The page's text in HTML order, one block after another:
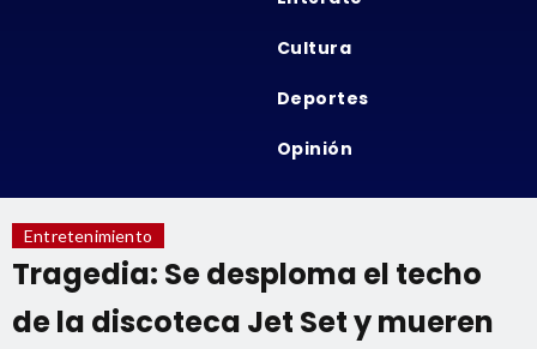
Cultura
Deportes
Opinión
Entretenimiento
Tragedia: Se desploma el techo
de la discoteca Jet Set y mueren